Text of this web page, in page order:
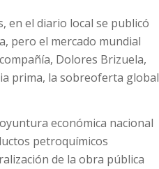
en el diario local se publicó
pero el mercado mundial
Dolores Brizuela,
prima, la sobreoferta global
económica nacional
petroquímicos
de la obra pública